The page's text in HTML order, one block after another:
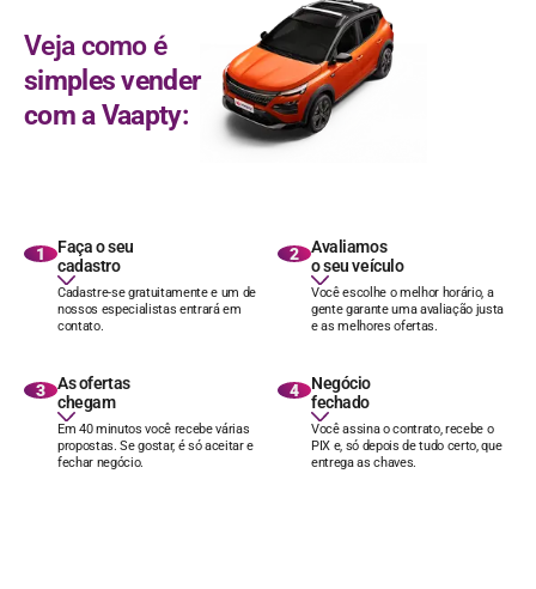
Veja como é
simples vender
com a Vaapty:
1
Faça o seu
cadastro
Cadastre-se gratuitamente e um de
nossos especialistas entrará em
contato.
2
Avaliamos
o seu veículo
Você escolhe o melhor horário, a
gente garante uma avaliação justa
e as melhores ofertas.
3
As ofertas
chegam
Em 40 minutos você recebe várias
propostas. Se gostar, é só aceitar e
fechar negócio.
4
Negócio
fechado
Você assina o contrato, recebe o
PIX e, só depois de tudo certo, que
entrega as chaves.